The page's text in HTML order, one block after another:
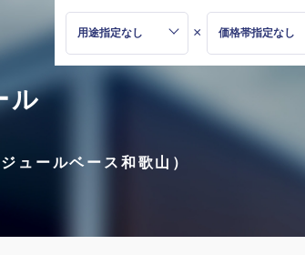
×
ル
ュールベース和歌山）